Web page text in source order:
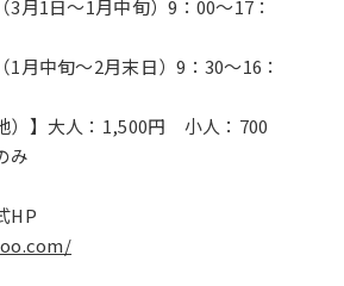
3月1日～1月中旬）9：00～17：
～2月末日）9：30～16：
）】大人：1,500円 小人：700
み
HP